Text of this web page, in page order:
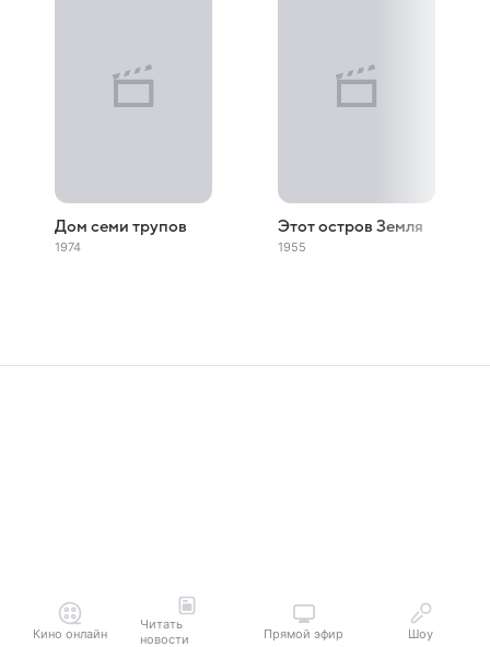
Дом семи трупов
1974
Этот остров Земля
1955
Кино онлайн
Читать
новости
Прямой эфир Шоу